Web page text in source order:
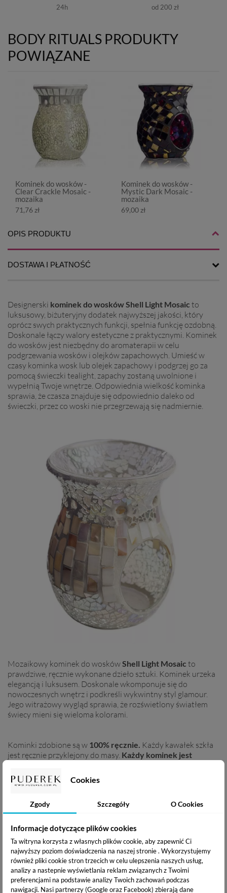
Cookies
Zgody Szczegóły O Cookies
Informacje dotyczące plików cookies
Ta witryna korzysta z własnych plików cookie, aby zapewnić Ci
najwyższy poziom doświadczenia na naszej stronie . Wykorzystujemy
również pliki cookie stron trzecich w celu ulepszenia naszych usług,
analizy a nastepnie wyświetlania reklam związanych z Twoimi
preferencjami na podstawie analizy Twoich zachowań podczas
nawigacji. Nasi partnerzy (Google oraz Facebook) zbierają dane
24h od 200 zł
BODY RITUALS PRODUKTY
POWIĄZANE
Kominek do wosków -
Clear Crackle Mosaic -
mozaika
71,76 zł
Kominek do wosków -
Mystic Dark Mosaic -
mozaika
69,00 zł
OPIS PRODUKTU
DOSTAWA I PŁATNOŚĆ
Designerski kominek do woskówShell Light Mosaic to
luksusowy, biżuteryjny dodatek najwyższej jakości, który
oprócz swych praktycznych funkcji, spełnia funkcję ozdobną.
Doskonale łączy walory estetyczne z praktycznymi. Kominek
do wosków jest niezbędny do aromaterapii w celu
podgrzewania wosków i olejków zapachowych. Umieść w
czasy kominka wosk lub olejek zapachowy i podgrzej go za
pomocą świeczki tealight, zapachy zostaną uwolnione i
wypełnią Twoje wnętrze. Odpowiednia wielkość kominka
sprawia, że czasza znajduje się odpowiednio daleko od
świeczki, przez co woski nie przegrzewają się nadmiernie.
Mozaikowy kominek do woskówShell Light Mosaic to
prawdziwe, ręcznie wykonane dzieło sztuki. Kominek urzeka
elegancją i luksusem. Doskonale wkomponuje się do
nowoczesnych wnętrz i podkreśli wykwintny styl glamour.
Jego witrażowy wygląd sprawia, że rozświetlony światłem
świecy mieni się wieloma kolorami.
Kominki zdobione są w 100% ręcznie. Każdy kawałek szkła
jest ręcznie przyklejony do masy. Każdy kominek jest